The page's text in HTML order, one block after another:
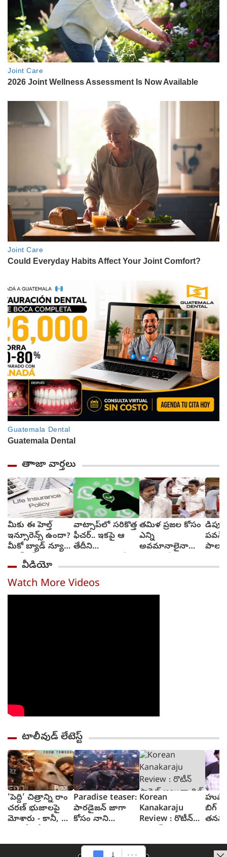
తాాజా వార్తలు
మీకు ఈ హెల్త్
ఇన్సూరెన్స్ ఉందా?
మీకో బ్యాడ్ న్యూస్‌,
క్యాష్‌లెస్
చికిత్స‌ల‌కు
తాత్కాలికంగా బ్రేక్
వాట్సాప్‌లో సరికొత్త
ఫీచర్.. ఇకపై ఆ
తేదీని
తమిళ ప్రజల కోసం
ఎన్ని
అవమానాలైనా
సిద్ధం : సీఎం విజయ్
పవన్‌
వీడియో
Watch More Videos
టాలీవుడ్ లేటెస్ట్
'పెద్ది' చిత్రాన్ని రాం
చరణ్ భుజాలపై
మోశారు - కానీ, ఆ
Paradise teaser:
పారడైజన్ జాగా
కోసం నాని
Korean
Kanakaraju
Review : రొటీన్
కొరియన్ కనకరాజు
బిగ్